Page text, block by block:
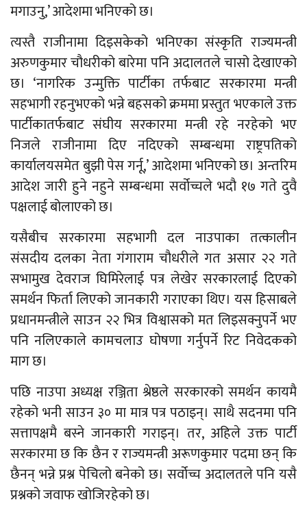
मगाउनु,’ आदेशमा भनिएको छ।
त्यस्तै राजीनामा दिइसकेको भनिएका संस्कृति राज्यमन्त्री
अरुणकुमार चौधरीको बारेमा पनि अदालतले चासो देखाएको
छ। ‘नागरिक उन्मुक्ति पार्टीका तर्फबाट सरकारमा मन्त्री
सहभागी रहनुभएको भन्ने बहसको क्रममा प्रस्तुत भएकाले उक्त
पार्टीकातर्फबाट संघीय सरकारमा मन्त्री रहे नरहेको भए
निजले राजीनामा दिए नदिएको सम्बन्धमा राष्ट्रपतिको
कार्यालयसमेत बुझी पेस गर्नू,’ आदेशमा भनिएको छ। अन्तरिम
आदेश जारी हुने नहुने सम्बन्धमा सर्वोच्चले भदौ १७ गते दुवै
पक्षलाई बोलाएको छ।
यसैबीच सरकारमा सहभागी दल नाउपाका तत्कालीन
संसदीय दलका नेता गंगाराम चौधरीले गत असार २२ गते
सभामुख देवराज घिमिरेलाई पत्र लेखेर सरकारलाई दिएको
समर्थन फिर्ता लिएको जानकारी गराएका थिए। यस हिसाबले
प्रधानमन्त्रीले साउन २२ भित्र विश्वासको मत लिइसक्नुपर्ने भए
पनि नलिएकाले कामचलाउ घोषणा गर्नुपर्ने रिट निवेदकको
माग छ।
पछि नाउपा अध्यक्ष रञ्जिता श्रेष्ठले सरकारको समर्थन कायमै
रहेको भनी साउन ३० मा मात्र पत्र पठाइन्। साथै सदनमा पनि
सत्तापक्षमै बस्ने जानकारी गराइन्। तर, अहिले उक्त पार्टी
सरकारमा छ कि छैन र राज्यमन्त्री अरूणकुमार पदमा छन् कि
छैनन् भन्ने प्रश्न पेचिलो बनेको छ। सर्वोच्च अदालतले पनि यसै
प्रश्नको जवाफ खोजिरहेको छ।